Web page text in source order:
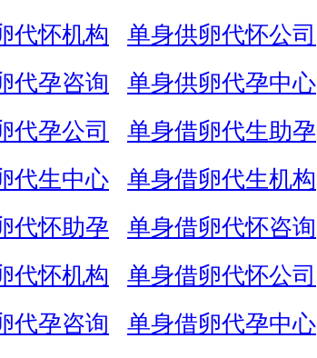
代怀机构
单身供卵代怀公司
代孕咨询
单身供卵代孕中心
代孕公司
单身借卵代生助孕
代生中心
单身借卵代生机构
代怀助孕
单身借卵代怀咨询
代怀机构
单身借卵代怀公司
代孕咨询
单身借卵代孕中心